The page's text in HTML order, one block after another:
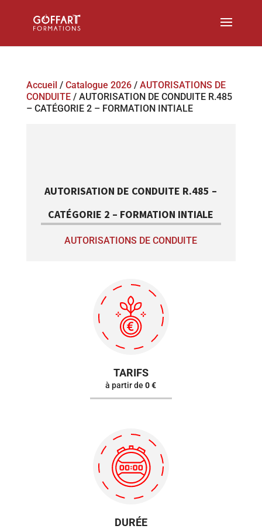
Accueil / Catalogue 2026/ AUTORISATIONS DE
CONDUITE/ AUTORISATION DE CONDUITE R.485
– CATÉGORIE 2 – FORMATION INTIALE
AUTORISATION DE CONDUITE R.485 –
CATÉGORIE 2 – FORMATION INTIALE
AUTORISATIONS DE CONDUITE
TARIFS
à partir de0 €
DURÉE